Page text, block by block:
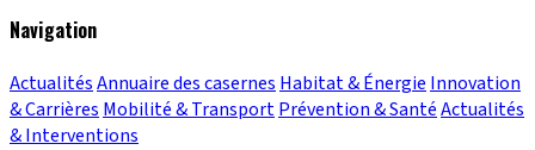
Navigation
ActualitésAnnuaire des casernes Habitat & Énergie Innovation
& Carrières Mobilité & TransportPrévention & SantéActualités
& Interventions